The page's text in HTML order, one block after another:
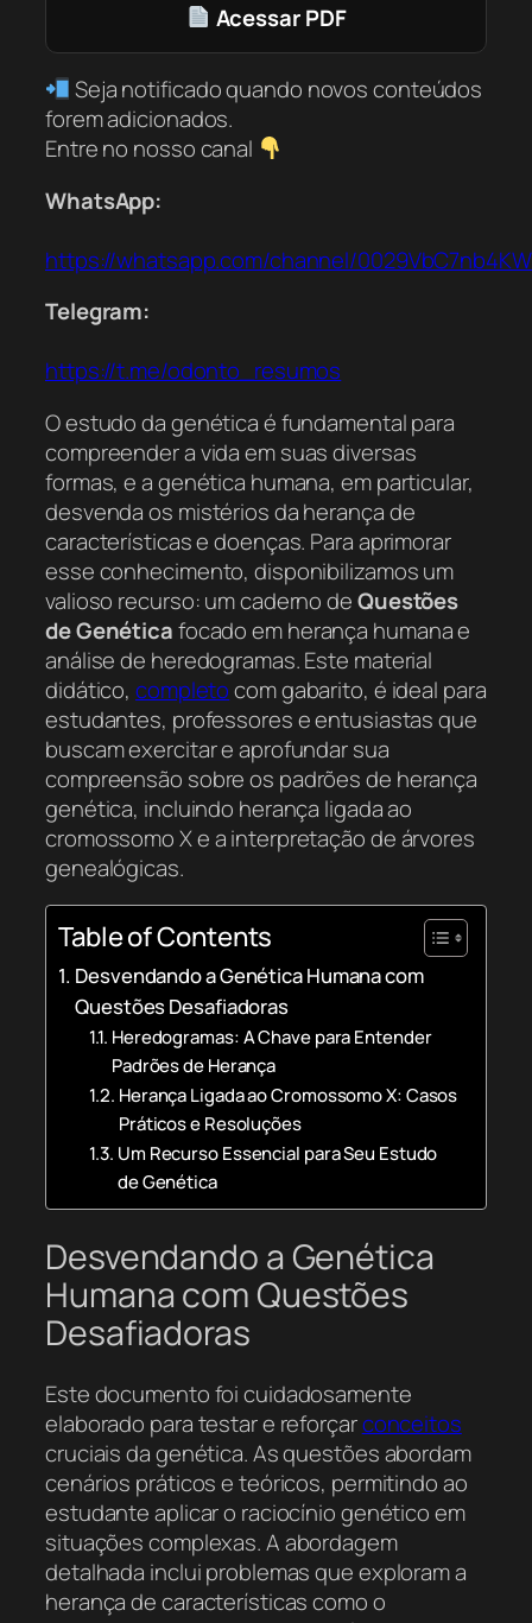
Acessar PDF
Seja notificado quando novos conteúdos
forem adicionados.
Entre no nosso canal
WhatsApp:
https://whatsapp.com/channel/
Telegram:
https://t.me/odonto_resumos
O estudo da genética é fundamental para
compreender a vida em suas diversas
formas, e a genética humana, em particular,
desvenda os mistérios da herança de
características e doenças. Para aprimorar
esse conhecimento, disponibilizamos um
valioso recurso: um caderno deQuestões
de Genéticafocado em herança humana e
análise de heredogramas. Este material
didático,completocom gabarito, é ideal para
estudantes, professores e entusiastas que
buscam exercitar e aprofundar sua
compreensão sobre os padrões de herança
genética, incluindo herança ligada ao
cromossomo X e a interpretação de árvores
genealógicas.
Table of Contents
Desvendando a Genética Humana com
Questões Desafiadoras
Heredogramas: A Chave para Entender
Padrões de Herança
Herança Ligada ao Cromossomo X: Casos
Práticos e Resoluções
Um Recurso Essencial para Seu Estudo
de Genética
Desvendando a Genética
Humana com Questões
Desafiadoras
Este documento foi cuidadosamente
elaborado para testar e reforçarconceitos
cruciais da genética. As questões abordam
cenários práticos e teóricos, permitindo ao
estudante aplicar o raciocínio genético em
situações complexas. A abordagem
detalhada inclui problemas que exploram a
herança de características como o